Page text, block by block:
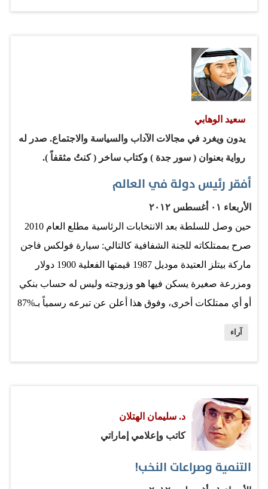
والتقارير وعشرات الآلاف الذين ينزحون من المدينة التي تدور
طبعا، هذا هراء لكن فيسك حر في التفتيش - كما يفعل منذ
بداية الثورة - عن أعذار وأوصاف لدعم نظام الأسد، مختصرا
انتفاضة السوريين بأنها بفعل جماعات سلفية و«القاعدة»
صحافيين عواطفهم مع النظام السوري، وسيرى العالم أن
حلب ستسقط في يد الثوار، وقوات النظام ستدحر، ثم
ستلاحق وتحاصر في دمشق ثم يسقط النظام إلى غير…
سعيد الوهابي
يدون ويغرد في مجالات الآداب والسياسة والاجتماع. صدر له
رواية بعنوان ( سور جدة ) وكتاب ساخر ( كنتُ مثقفاً ).
أفقر رئيس دولة في العالم
الأربعاء ٠١ أغسطس ٢٠١٢
حين وصل للسلطة بعد الانتخابات الرئاسية مطلع العام 2010
صرح بممتلكاته للجنة الشفافية كالتالي: سيارة فولكس فاجن
ماركة بيتلز العتيدة موديل 1987 قيمتها الفعلية 1900 دولار
ومزرعة صغيرة يسكن فيها هو وزوجته وليس له حساب بنكي
أو أي ممتلكات أخرى، وفوق هذا أعلن عن تبرعه رسمياً بـ%87
هذا خوسيه موخيكا الرئيس الحالي لدولة الأورغواي وأفقر
التواضع وحب البلد والشعب، قبل حضوره قمة الأرض قبل
شهرين ولأن الشتاء في نصف الكرة الجنوبي يبدأ مع صيفنا
فقد استغنى خوسيه عن القصر الرئاسي الباذخ الذي تم بناؤه
والمشردين، ما تبقى من القصر هو جناح يستقبل فيه خوسيه
آراء
د. سليمان الهتلان
كاتب وإعلامي إماراتي
التنمية وصراعات النخب!